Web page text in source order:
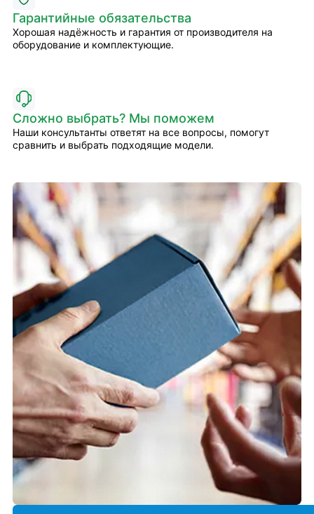
Гарантийные обязательства
Хорошая надёжность и гарантия от производителя на
оборудование и комплектующие.
Сложно выбрать? Мы поможем
Наши консультанты ответят на все вопросы, помогут
сравнить и выбрать подходящие модели.